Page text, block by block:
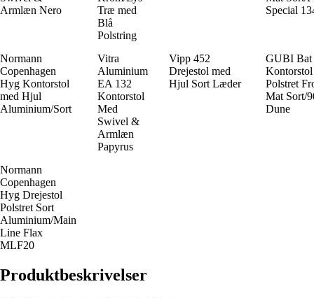
Armlæn Nero
Træ med
Blå
Polstring
Special
Normann
Copenhagen
Hyg Kontorstol
med Hjul
Aluminium/Sort
Vitra
Aluminium
EA 132
Kontorstol
Med
Swivel &
Armlæn
Papyrus
Vipp 452
Drejestol med
Hjul Sort Læder
GUBI Bat
Kontorstol
Polstret
Mat Sort/
Dune
Normann
Copenhagen
Hyg Drejestol
Polstret Sort
Aluminium/Main
Line Flax
MLF20
Produktbeskrivelser